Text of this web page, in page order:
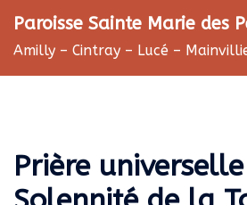
au
contenu
Paroisse Sainte Marie des
Amilly – Cintray – Lucé –
Prière